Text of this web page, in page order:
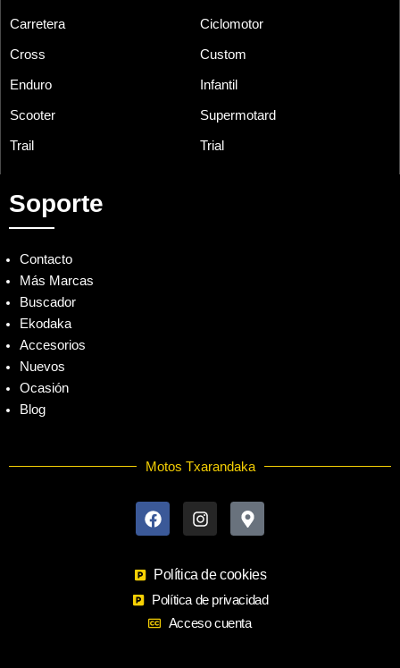
Carretera Ciclomotor
Cross Custom
Enduro Infantil
Scooter Supermotard
Trail Trial
Soporte
Contacto
Más Marcas
Buscador
Ekodaka
Accesorios
Nuevos
Ocasión
Blog
Motos Txarandaka
a
c
o
o
k
n
s
g
r
a
m
a
p
a
r
k
e
Política de cookies
Política de privacidad
Acceso cuenta